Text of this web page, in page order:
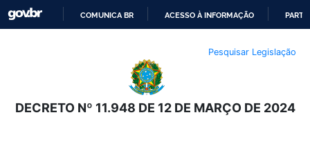
O
CONTEÚDO
COMUNICA BR ACESSO À INFORMAÇÃO
Pesquisar Legislação
DECRETO Nº 11.948 DE 12 DE MARÇO DE 2024